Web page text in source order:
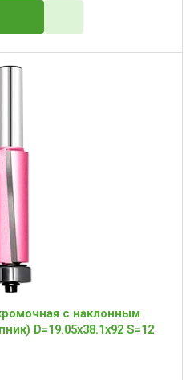
с наклонным
D=19.05x38.1x92 S=12